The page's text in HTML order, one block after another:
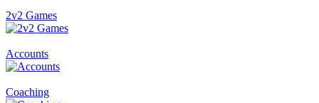
2v2 Games
Accounts
Coaching